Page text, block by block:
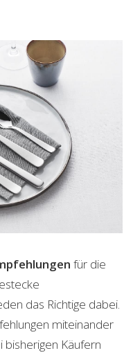
für die
das Richtige dabei.
miteinander
bisherigen Käufern